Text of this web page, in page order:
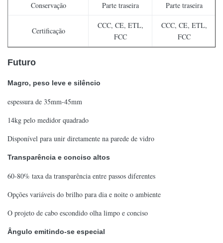
Conservação Parte traseira Parte traseira
Certificação
CCC, CE, ETL,
FCC
CCC, CE, ETL,
FCC
Futuro
Magro, peso leve e silêncio
espessura de 35mm-45mm
14kg pelo medidor quadrado
Disponível para unir diretamente na parede de vidro
Transparência e conciso altos
60-80% taxa da transparência entre passos diferentes
Opções variáveis do brilho para dia e noite o ambiente
O projeto de cabo escondido olha limpo e conciso
Ângulo emitindo-se especial